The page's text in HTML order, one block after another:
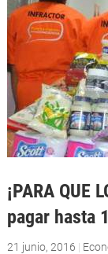
¡PARA QUE
pagar hasta
21 junio, 2016 |